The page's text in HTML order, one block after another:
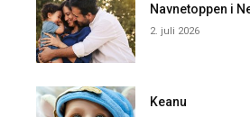
Navnetoppen i
2. juli 2026
Keanu